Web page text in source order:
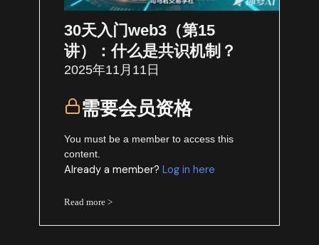
30天入门web3（第15
讲）：什么是共识机制？
2025年11月11日
需要会员资格
You must be a member to access this
content.
Already a member?Log in here
Read more >